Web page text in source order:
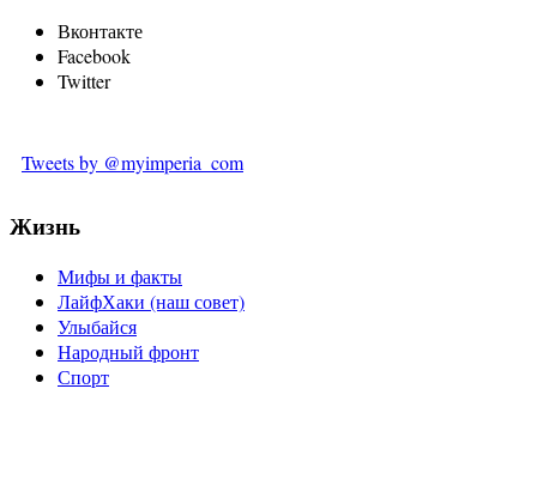
Вконтакте
Facebook
Twitter
Tweets by @myimperia_com
Жизнь
Мифы и факты
ЛайфХаки (наш совет)
Улыбайся
Народный фронт
Спорт